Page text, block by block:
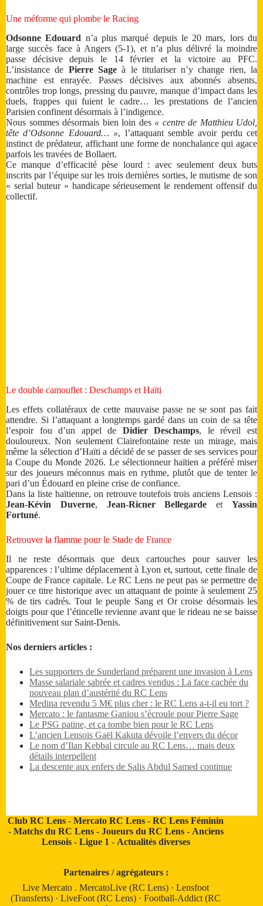
Une méforme qui plombe le Racing
Odsonne Edouard n’a plus marqué depuis le 20 mars, lors du
large succès face à Angers (5-1), et n’a plus délivré la moindre
passe décisive depuis le 14 février et la victoire au PFC.
L’insistance de Pierre Sageà le titulariser n’y change rien, la
machine est enrayée. Passes décisives aux abonnés absents,
contrôles trop longs, pressing du pauvre, manque d’impact dans les
duels, frappes qui fuient le cadre… les prestations de l’ancien
Parisien confinent désormais à l’indigence.
Nous sommes désormais bien loin des « centre de Matthieu Udol,
tête d’Odsonne Edouard… », l’attaquant semble avoir perdu cet
instinct de prédateur, affichant une forme de nonchalance qui agace
parfois les travées de Bollaert.
Ce manque d’efficacité pèse lourd : avec seulement deux buts
inscrits par l’équipe sur les trois dernières sorties, le mutisme de son
« serial buteur » handicape sérieusement le rendement offensif du
collectif.
Le double camouflet : Deschamps et Haïti
Les effets collatéraux de cette mauvaise passe ne se sont pas fait
attendre. Si l’attaquant a longtemps gardé dans un coin de sa tête
l’espoir fou d’un appel de Didier Deschamps, le réveil est
douloureux. Non seulement Clairefontaine reste un mirage, mais
même la sélection d’Haïti a décidé de se passer de ses services pour
la Coupe du Monde 2026. Le sélectionneur haïtien a préféré miser
sur des joueurs méconnus mais en rythme, plutôt que de tenter le
pari d’un Édouard en pleine crise de confiance.
Dans la liste haïtienne, on retrouve toutefois trois anciens Lensois :
Jean-Kévin Duverne, Jean-Ricner Bellegarde etYassin
Fortuné.
Retrouver la flamme pour le Stade de France
Il ne reste désormais que deux cartouches pour sauver les
apparences : l’ultime déplacement à Lyon et, surtout, cette finale de
Coupe de France capitale. Le RC Lens ne peut pas se permettre de
jouer ce titre historique avec un attaquant de pointe à seulement 25
% de tirs cadrés. Tout le peuple Sang et Or croise désormais les
doigts pour que l’étincelle revienne avant que le rideau ne se baisse
définitivement sur Saint-Denis.
Nos derniers articles :
Les supporters de Sunderland préparent une invasion à Lens
Masse salariale sabrée et cadres vendus : La face cachée du
nouveau plan d’austérité du RC Lens
Medina revendu 5 M€ plus cher : le RC Lens a-t-il eu tort ?
Mercato : le fantasme Ganiou s’écroule pour Pierre Sage
Le PSG patine, et ça tombe bien pour le RC Lens
L’ancien Lensois Gaël Kakuta dévoile l’envers du décor
Le nom d’Ilan Kebbal circule au RC Lens… mais deux
détails interpellent
La descente aux enfers de Salis Abdul Samed continue
Club RC Lens -Mercato RC Lens -RC Lens Féminin
- Matchs du RC Lens- Joueurs du RC Lens- Anciens
Lensois- Ligue 1 - Actualités diverses
Partenaires / agrégateurs :
Live Mercato .MercatoLive (RC Lens) ·Lensfoot
(Transferts) ·LiveFoot (RC Lens) ·Football-Addict (RC